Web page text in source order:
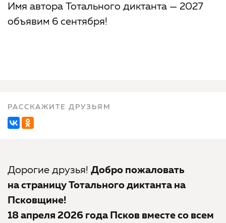
Имя автора Тотального диктанта — 2027
объявим 6 сентября!
РАССКАЖИТЕ ДРУЗЬЯМ
Дорогие друзья! Добро пожаловать
на страницу Тотального диктанта на
Псковщине!
18 апреля 2026 года Псков вместе со всем